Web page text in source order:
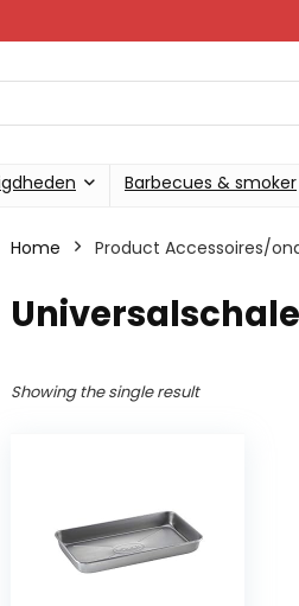
Barbecues & smoker
Home Product Accessoires/
‎Universalschale
Showing the single result